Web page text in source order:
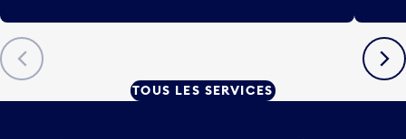
Précédent
TOUS LES SERVICES